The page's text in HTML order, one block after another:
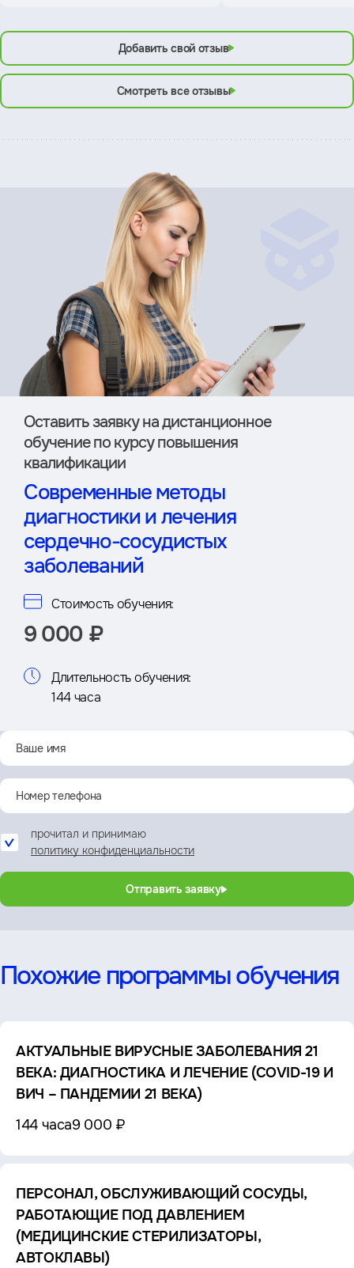
Добавить свой отзыв
Смотреть все отзывы
Оставить заявку на дистан­ционное
обучение по курсу повышения
квалификации
Современные методы
диагностики и лечения
сердечно-сосудистых
заболеваний
Стоимость обучения:
9 000 ₽
Длительность обучения:
144 часа
прочитал и принимаю
политику конфиденциальности
Отправить заявку
Похожие программы обучения
АКТУАЛЬНЫЕ ВИРУСНЫЕ ЗАБОЛЕВАНИЯ 21
ВЕКА: ДИАГНОСТИКА И ЛЕЧЕНИЕ (COVID-19 И
ВИЧ – ПАНДЕМИИ 21 ВЕКА)
144 часа9 000 ₽
ПЕРСОНАЛ, ОБСЛУЖИВАЮЩИЙ СОСУДЫ,
РАБОТАЮЩИЕ ПОД ДАВЛЕНИЕМ
(МЕДИЦИНСКИЕ СТЕРИЛИЗАТОРЫ,
АВТОКЛАВЫ)